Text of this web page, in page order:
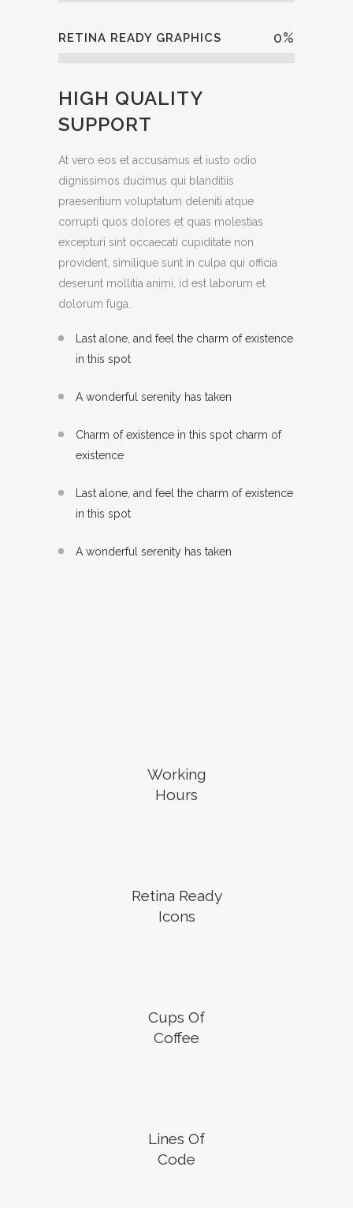
RETINA READY GRAPHICS 0%
HIGH QUALITY
SUPPORT
At vero eos et accusamus et iusto odio
dignissimos ducimus qui blanditiis
praesentium voluptatum deleniti atque
corrupti quos dolores et quas molestias
excepturi sint occaecati cupiditate non
provident, similique sunt in culpa qui officia
deserunt mollitia animi, id est laborum et
dolorum fuga.
Last alone, and feel the charm of existence
in this spot
A wonderful serenity has taken
Charm of existence in this spot charm of
existence
Last alone, and feel the charm of existence
in this spot
A wonderful serenity has taken
Working
Hours
Retina Ready
Icons
Cups Of
Coffee
Lines Of
Code